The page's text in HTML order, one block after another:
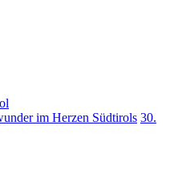
im Herzen Südtirols 30.